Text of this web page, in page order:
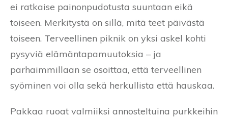
ei ratkaise painonpudotusta suuntaan eikä
toiseen. Merkitystä on sillä, mitä teet päivästä
toiseen. Terveellinen piknik on yksi askel kohti
pysyviä elämäntapamuutoksia – ja
parhaimmillaan se osoittaa, että terveellinen
syöminen voi olla sekä herkullista että hauskaa.
Pakkaa ruoat valmiiksi annosteltuina purkkeihin